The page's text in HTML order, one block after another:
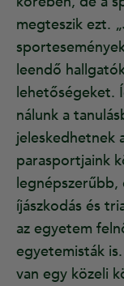
megteszik ezt.
leendő
lehetőségeket.
nálunk a
jeleskedhetnek
parasportjaink
legnépszerűbb,
íjászkodás és
az egyetem
egyetemisták
van egy közeli